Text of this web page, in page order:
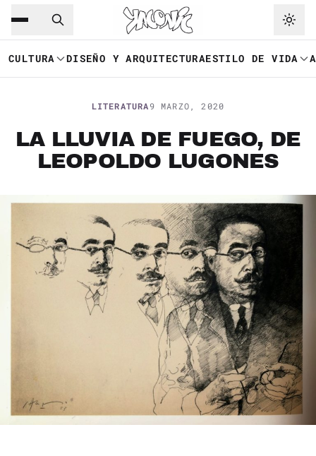
Saltar al contenido principal
CULTURA DISEÑO Y ARQUITECTURAESTILO DE VIDA
LITERATURA9 MARZO, 2020
LA LLUVIA DE FUEGO, DE
LEOPOLDO LUGONES